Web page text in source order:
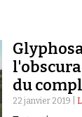
du
22 janvier 2019 |